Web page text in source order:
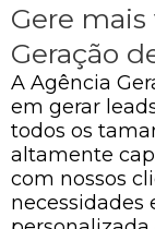
Gere
Geração
A Agência
em gerar
todos os
altamente
com nossos
necessidades